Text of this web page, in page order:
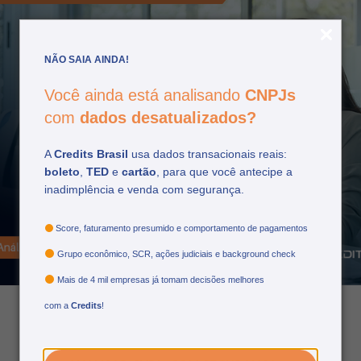
NÃO SAIA AINDA!
Você ainda está analisando CNPJs
com dados desatualizados?
ACredits Brasil usa dados transacionais reais:
boleto TED e cartão , para que você antecipe a
inadimplência e venda com segurança.
Score, faturamento presumido e comportamento de pagamentos
Grupo econômico, SCR, ações judiciais e background check
Mais de 4 mil empresas já tomam decisões melhores
com a Credits!
Tomada de decisão e
política de crédito: qual a
crédito